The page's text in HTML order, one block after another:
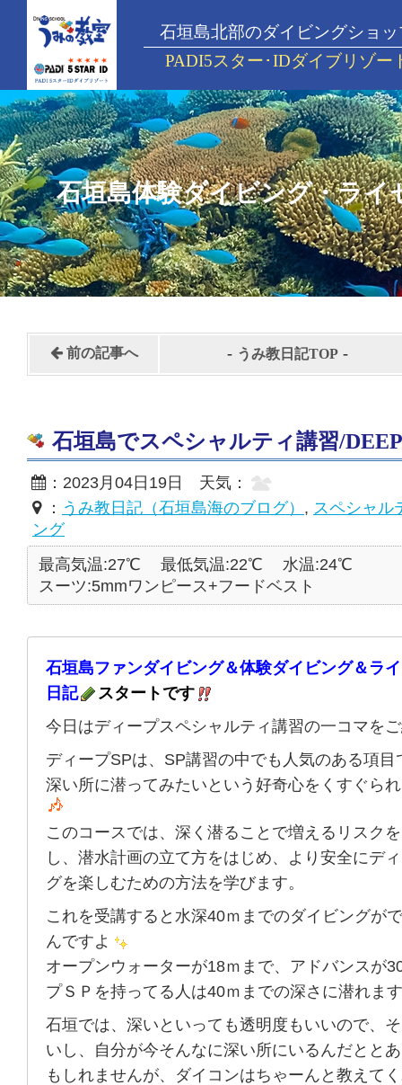
石垣島北部のダイビングショッ
PADI5スター･IDダイブリゾー
石垣島体験ダイビング・ライ
前の記事へ - うみ教日記TOP -
石垣島でスペシャルティ講習/
：2023月04日19日 天気：
： うみ教日記（石垣島海のブログ） , スペシャル
ング
最高気温:27℃
最低気温:22℃
水温:24℃
スーツ:5mmワンピース+フードベスト
石垣島ファンダイビング＆体験ダイビング＆ラ
日記
スタートです
今日はディープスペシャルティ講習の一コマを
ディープSPは、SP講習の中でも人気のある項目
深い所に潜ってみたいという好奇心をくすぐら
このコースでは、深く潜ることで増えるリスク
し、潜水計画の立て方をはじめ、より安全にデ
グを楽しむための方法を学びます。
これを受講すると水深40ｍまでのダイビングが
んですよ
オープンウォーターが18ｍまで、アドバンスが
プＳＰを持ってる人は40ｍまでの深さに潜れま
石垣では、深いといっても透明度もいいので、
いし、自分が今そんなに深い所にいるんだとと
もしれませんが、ダイコンはちゃーんと教えて